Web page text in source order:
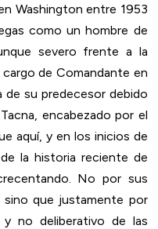
Washington entre 1953
como un hombre de
severo frente a la
de Comandante en
su predecesor debido
encabezado por el
aquí, y en los inicios de
la historia reciente de
No por sus
sino que justamente por
no deliberativo de las